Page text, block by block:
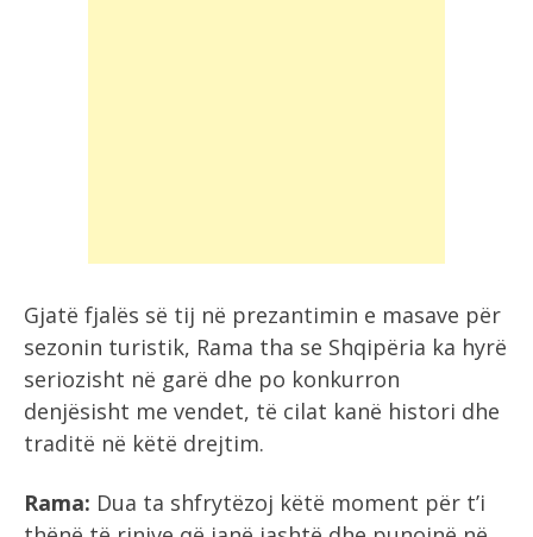
Gjatë fjalës së tij në prezantimin e masave për
sezonin turistik, Rama tha se Shqipëria ka hyrë
seriozisht në garë dhe po konkurron
denjësisht me vendet, të cilat kanë histori dhe
traditë në këtë drejtim.
Rama: Dua ta shfrytëzoj këtë moment për t’i